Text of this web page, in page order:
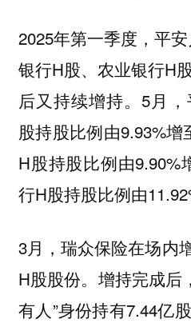
2025年第一季度，平
银行H股、农业银行H
后又持续增持。5月
股持股比例由9.93%
H股持股比例由9.90%
行H股持股比例由
3月，瑞众保险在场内
H股股份。增持完成后
有人”身份持有7.44亿